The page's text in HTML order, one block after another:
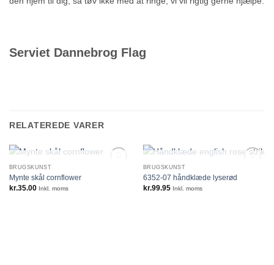
Serviet Dannebrog Flag
RELATEREDE VARER
IKKE PÅ LAGER
BRUGSKUNST
Mynte skål cornflower
kr.35.00 Inkl. moms
IKKE PÅ LAGER
BRUGSKUNST
6352-07 håndklæde lyserød
kr.99.95 Inkl. moms